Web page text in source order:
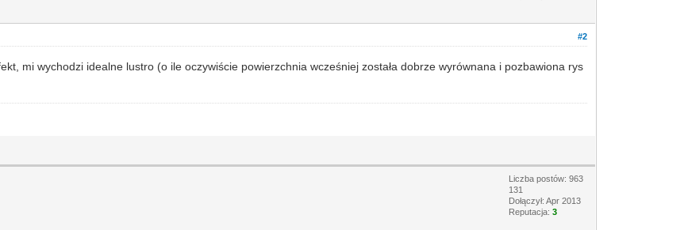
#2
mi wychodzi idealne lustro (o ile oczywiście powierzchnia wcześniej została dobrze wyrównana i pozbawiona rys
Liczba postów: 963
131
Dołączył: Apr 2013
Reputacja:3